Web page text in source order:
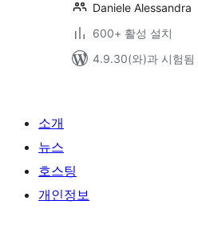
Daniele Alessandra
600+ 활성 설치
4.9.30(와)과 시험됨
소개
뉴스
호스팅
개인정보